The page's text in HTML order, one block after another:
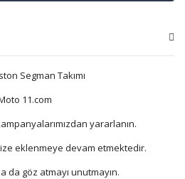
Segman Takımı
11.com
yararlanın.
eklenmeye devam etmektedir.
da göz atmayı unutmayın.